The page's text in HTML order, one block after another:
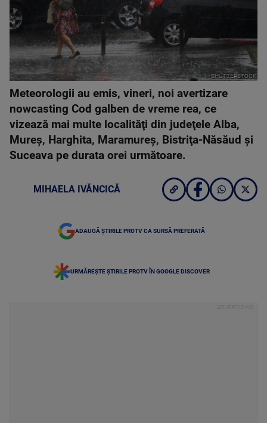
SHUTTERSTOCK
Meteorologii au emis, vineri, noi avertizare
nowcasting Cod galben de vreme rea, ce
vizează mai multe localităţi din judeţele Alba,
Mureş, Harghita, Maramureş, Bistriţa-Năsăud şi
Suceava pe durata orei următoare.
MIHAELA IVĂNCICĂ
ADAUGĂ ȘTIRILE PROTV CA SURSĂ PREFERATĂ
URMĂREȘTE ȘTIRILE PROTV ÎN GOOGLE DISCOVER